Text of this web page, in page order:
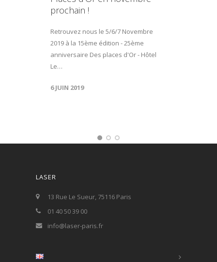
prochain !
Retrouvez nous le 5/6/7 Novembre
2019 à la 15ème édition - 25ème
anniversaire Des places d'Or - Hôtel
Le…
6 JUIN 2019
LASER
13 Rue Le Sueur, 75116 Paris
01 40 50 39 00
info@laser-paris.fr